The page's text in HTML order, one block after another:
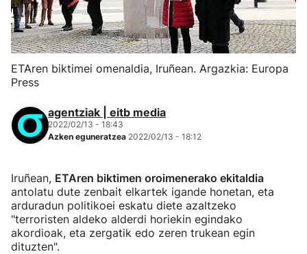
ETAren biktimei omenaldia, Iruñean. Argazkia: Europa
Press
agentziak | eitb media
2022/02/13 - 18:43
Azken eguneratzea 2022/02/13 - 18:12
Iruñean, ETAren biktimen oroimenerako ekitaldia
antolatu dute zenbait elkartek igande honetan, eta
arduradun politikoei eskatu diete azaltzeko
"terroristen aldeko alderdi horiekin egindako
akordioak, eta zergatik edo zeren trukean egin
dituzten".